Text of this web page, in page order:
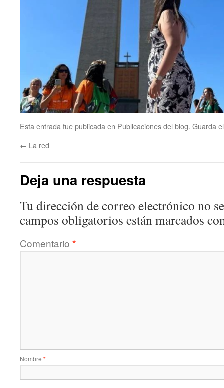
Esta entrada fue publicada en Publicaciones del blog. Guarda
← La red
Deja una respuesta
Tu dirección de correo electrónico no
campos obligatorios están marcados
Comentario *
Nombre *